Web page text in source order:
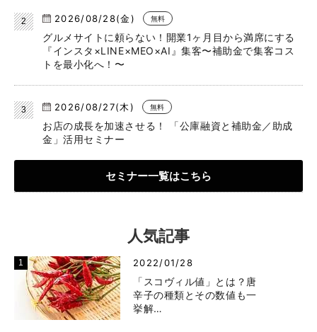
2026/08/28(金) 無料
グルメサイトに頼らない！開業1ヶ月目から満席にする
『インスタ×LINE×MEO×AI』集客〜補助金で集客コス
トを最小化へ！〜
2026/08/27(木) 無料
お店の成長を加速させる！ 「公庫融資と補助金／助成
金」活用セミナー
セミナー一覧はこちら
人気記事
2022/01/28
「スコヴィル値」とは？唐
辛子の種類とその数値も一
挙解…